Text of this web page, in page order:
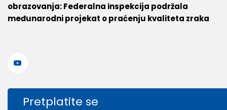
obrazovanja: Federalna inspekcija podržala
međunarodni projekat o praćenju kvaliteta zraka
Pretplatite se